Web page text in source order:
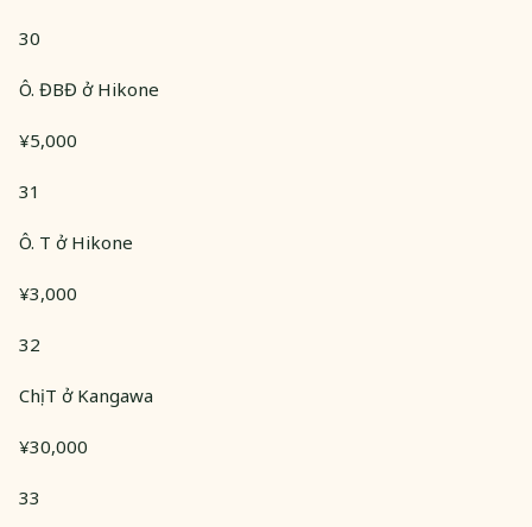
30
Ô. ĐBĐ ở Hikone
¥5,000
31
Ô. T ở Hikone
¥3,000
32
Chị T ở Kangawa
¥30,000
33